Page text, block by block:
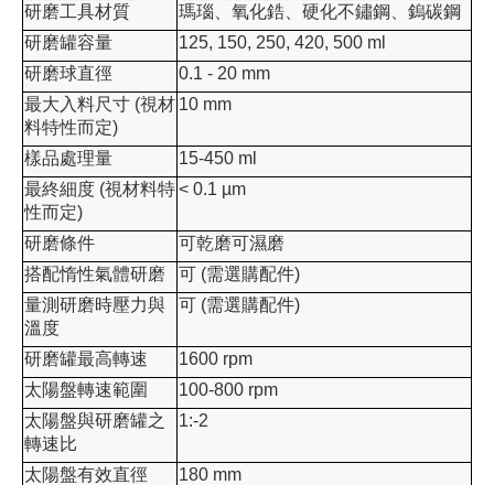
研磨工具材質
瑪瑙、氧化鋯、硬化不鏽鋼、鎢碳鋼
研磨罐容量
125, 150, 250, 420, 500 ml
研磨球直徑
0.1 - 20 mm
最大入料尺寸 (視材
料特性而定)
10 mm
樣品處理量
15-450 ml
最終細度 (視材料特
性而定)
< 0.1 µm
研磨條件
可乾磨可濕磨
搭配惰性氣體研磨
可 (需選購配件)
量測研磨時壓力與
溫度
可 (需選購配件)
研磨罐最高轉速
1600 rpm
太陽盤轉速範圍
100-800 rpm
太陽盤與研磨罐之
轉速比
1:-2
太陽盤有效直徑 180 mm